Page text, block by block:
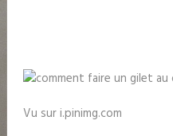
Vu sur i.pinimg.com